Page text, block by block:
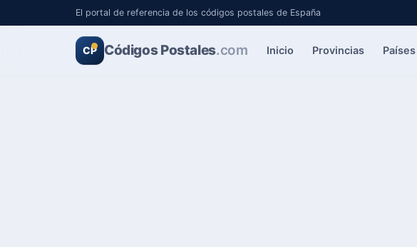
El portal de referencia de los códigos postales de España
CP Códigos Postales.com Inicio Provincias Países